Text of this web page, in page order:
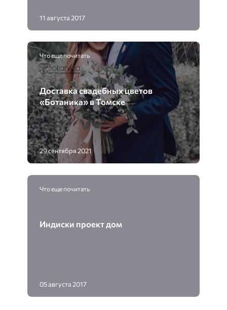
11 августа 2017
Что еще почитать
Доставка свадебных цветов
«Ботаника» в Томске
29 сентября 2021
Что еще почитать
Индиски проект дом
05 августа 2017